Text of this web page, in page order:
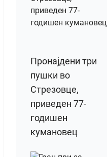
Пронајдени три
пушки во
Стрезовце,
приведен 77-
годишен
кумановец